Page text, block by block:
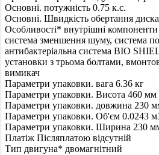
Основні. потужність 0.75 к.с.
Основні. Швидкість обертання диска
Особливості* внутрішні компоненти
система зменшення шуму, система
антибактеріальна система BIO
установки з трьома болтами,
вимикач
Параметри упаковки. вага 6.36 кг
Параметри упаковки. Висота 460 мм
Параметри упаковки. довжина 230
Параметри упаковки. Об'єм 0.0243
Параметри упаковки. Ширина 230
Платіж Післяплатою відсутній
Тип двигуна* двомагнітний